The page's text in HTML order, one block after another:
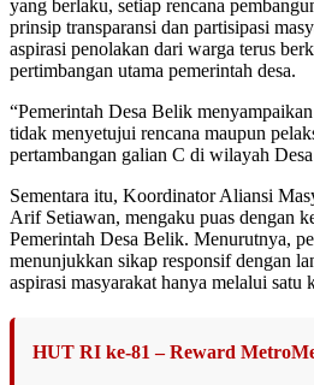
yang berlaku, setiap rencana
prinsip transparansi dan partisipasi
aspirasi penolakan dari warga terus
pertimbangan utama pemerintah desa.
“Pemerintah Desa Belik
tidak menyetujui rencana maupun
pertambangan galian C di wilayah
Sementara itu, Koordinator Aliansi
Arif Setiawan, mengaku puas dengan
Pemerintah Desa Belik. Menurutnya,
menunjukkan sikap responsif dengan
aspirasi masyarakat hanya melalui satu
HUT RI ke-81 – Reward